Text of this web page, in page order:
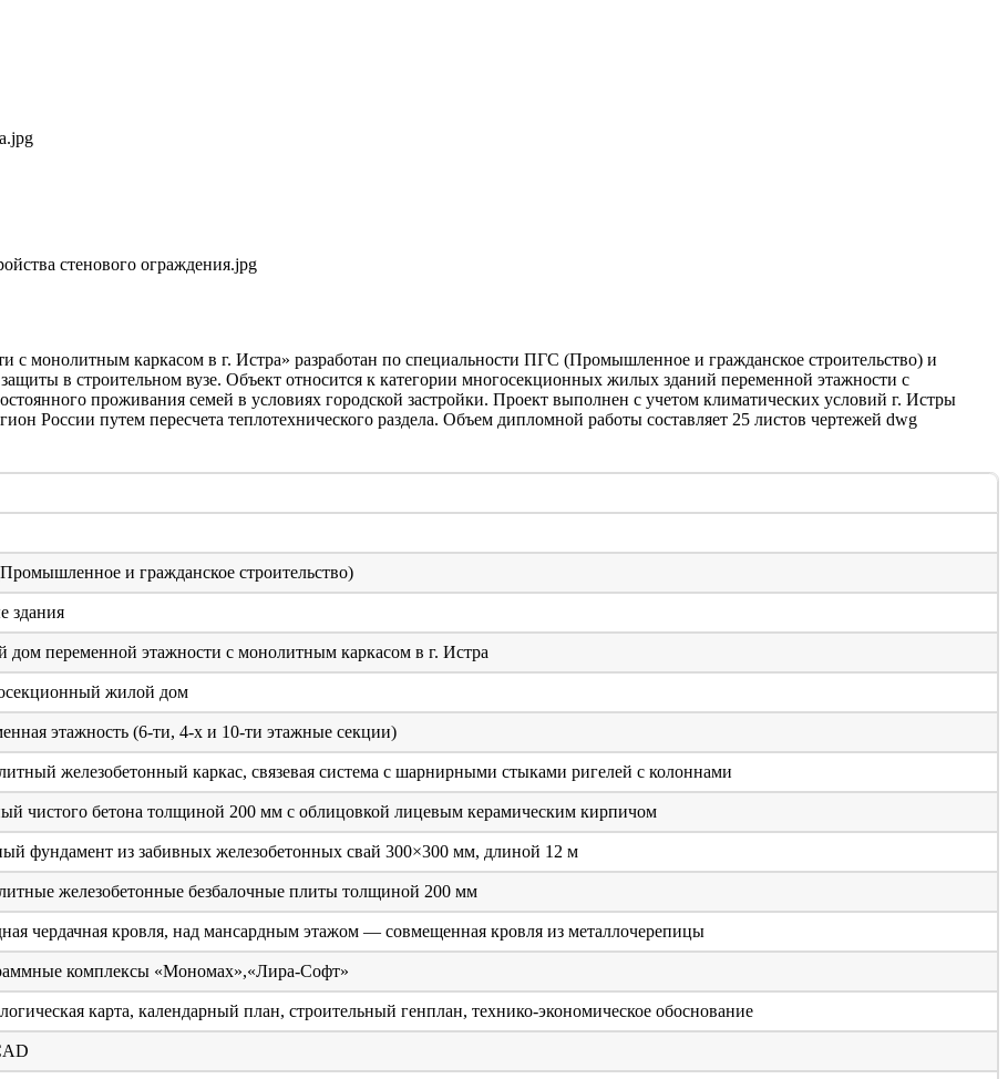
стенового ограждения.jpg
монолитным каркасом в г. Истра» разработан по специальности ПГС (Промышленное и гражданское строительство) и
защиты в строительном вузе. Объект относится к категории многосекционных жилых зданий переменной этажности с
проживания семей в условиях городской застройки. Проект выполнен с учетом климатических условий г. Истры
России путем пересчета теплотехнического раздела. Объем дипломной работы составляет 25 листов чертежей dwg
и гражданское строительство)
здания
дом переменной этажности с монолитным каркасом в г. Истра
жилой дом
этажность (6-ти, 4-х и 10-ти этажные секции)
железобетонный каркас, связевая система с шарнирными стыками ригелей с колоннами
чистого бетона толщиной 200 мм с облицовкой лицевым керамическим кирпичом
фундамент из забивных железобетонных свай 300×300 мм, длиной 12 м
железобетонные безбалочные плиты толщиной 200 мм
чердачная кровля, над мансардным этажом — совмещенная кровля из металлочерепицы
комплексы «Мономах»,«Лира-Софт»
карта, календарный план, строительный генплан, технико-экономическое обоснование